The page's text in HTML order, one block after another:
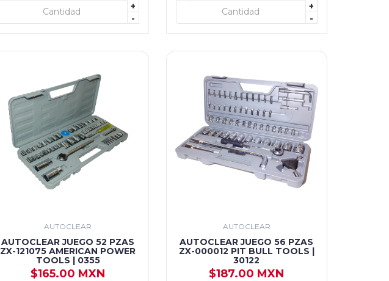
+
-
+ AGREGAR
+
-
+ AGREGAR
AUTOCLEAR
AUTOCLEAR JUEGO 52 PZAS
ZX-121075 AMERICAN POWER
TOOLS | 0355
$165.00 MXN
AUTOCLEAR
AUTOCLEAR JUEGO 56 PZAS
ZX-000012 PIT BULL TOOLS |
30122
$187.00 MXN